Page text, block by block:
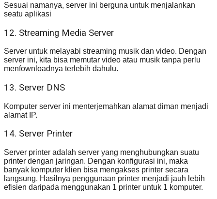
Sesuai namanya, server ini berguna untuk menjalankan
seatu aplikasi
12. Streaming Media Server
Server untuk melayabi streaming musik dan video. Dengan
server ini, kita bisa memutar video atau musik tanpa perlu
menfownloadnya terlebih dahulu.
13. Server DNS
Komputer server ini menterjemahkan alamat diman menjadi
alamat IP.
14. Server Printer
Server printer adalah server yang menghubungkan suatu
printer dengan jaringan. Dengan konfigurasi ini, maka
banyak komputer klien bisa mengakses printer secara
langsung. Hasilnya penggunaan printer menjadi jauh lebih
efisien daripada menggunakan 1 printer untuk 1 komputer.